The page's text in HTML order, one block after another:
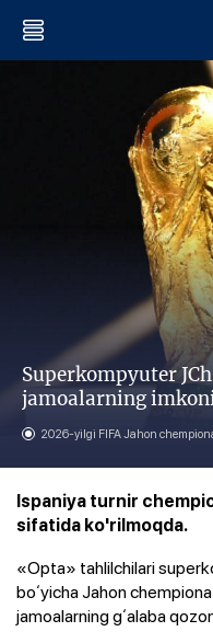
Superkompyuter
jamoalarning
2026-yilgi FIFA Jahon
Ispaniya turnir
sifatida ko'rilmoqda.
«Opta» tahlilchilari
boʻyicha Jahon
jamoalarning gʻalaba